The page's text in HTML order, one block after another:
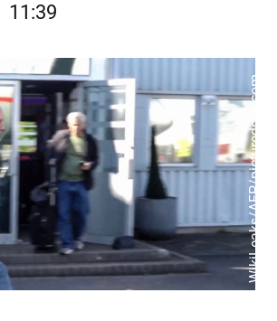
11:39
WikiLeaks/AFP/picturedesk.com